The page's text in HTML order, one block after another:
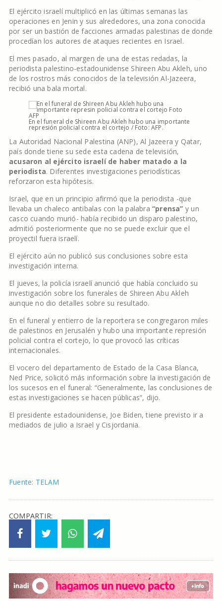
El ejército israelí multiplicó en las últimas semanas las
operaciones en Jenin y sus alrededores, una zona conocida
por ser un bastión de facciones armadas palestinas de donde
procedían los autores de ataques recientes en Israel.
El mes pasado, al margen de una de estas redadas, la
periodista palestino-estadounidense Shireen Abu Akleh, uno
de los rostros más conocidos de la televisión Al-Jazeera,
recibió una bala mortal.
En el funeral de Shireen Abu Akleh hubo una importante
represión policial contra el cortejo / Foto: AFP.
La Autoridad Nacional Palestina (ANP), Al Jazeera y Qatar,
país donde tiene su sede esta cadena de televisión,
acusaron al ejército israelí de haber matado a la
periodista. Diferentes investigaciones periodísticas
reforzaron esta hipótesis.
Israel, que en un principio afirmó que la periodista -que
llevaba un chaleco antibalas con la palabra“prensa” y un
casco cuando murió- había recibido un disparo palestino,
admitió posteriormente que no se puede excluir que el
proyectil fuera israelí.
El ejército aún no publicó sus conclusiones sobre esta
investigación interna.
El jueves, la policía israelí anunció que había concluido su
investigación sobre los funerales de Shireen Abu Akleh
aunque no dio detalles sobre su resultado.
En el funeral y entierro de la reportera se congregaron miles
de palestinos en Jerusalén y hubo una importante represión
policial contra el cortejo, lo que provocó las críticas
internacionales.
El vocero del departamento de Estado de la Casa Blanca,
Ned Price, solicitó más información sobre la investigación de
los sucesos en el funeral: “Generalmente, las conclusiones de
estas investigaciones se hacen públicas”, dijo.
El presidente estadounidense, Joe Biden, tiene previsto ir a
mediados de julio a Israel y Cisjordania.
Fuente: TELAM
COMPARTIR: